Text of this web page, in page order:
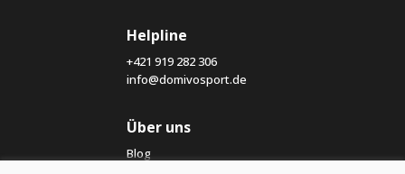
Helpline
+421 919 282 306
info@domivosport.de
Über uns
Blog